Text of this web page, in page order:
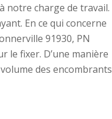
notre charge de travail.
En ce qui concerne
91930, PN
le fixer. D’une manière
des encombrants